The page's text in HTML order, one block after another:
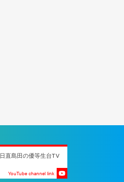
日直島田の優等生台TV
YouTube channel link